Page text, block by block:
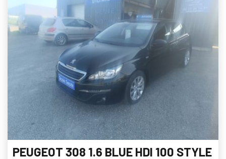
PEUGEOT 308 1.6 BLUE HDI 100 STYLE